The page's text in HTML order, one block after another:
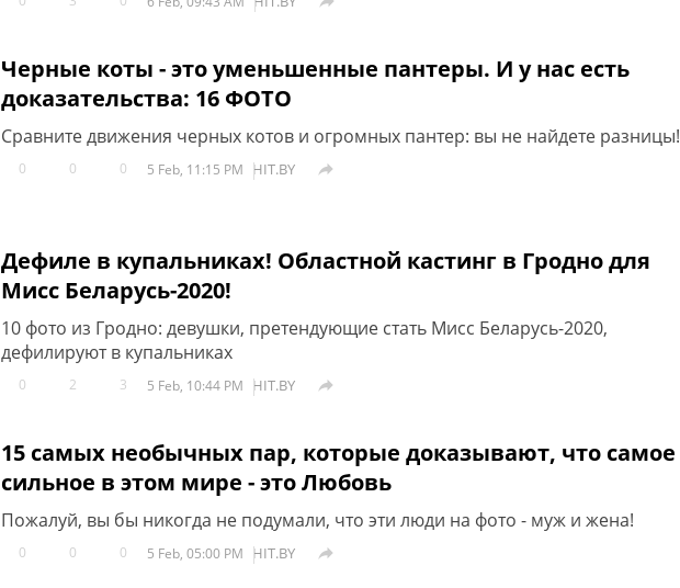
Черные коты - это уменьшенные пантеры. И у нас есть
доказательства: 16 ФОТО
Сравните движения черных котов и огромных пантер: вы не найдете разницы!
0 0 0 5 Feb, 11:15 PM HIT.BY 
Дефиле в купальниках! Областной кастинг в Гродно для
Мисс Беларусь-2020!
10 фото из Гродно: девушки, претендующие стать Мисс Беларусь-2020,
дефилируют в купальниках
0 2 3 5 Feb, 10:44 PM HIT.BY 
15 самых необычных пар, которые доказывают, что самое
сильное в этом мире - это Любовь
Пожалуй, вы бы никогда не подумали, что эти люди на фото - муж и жена!
0 0 0 5 Feb, 05:00 PM HIT.BY 